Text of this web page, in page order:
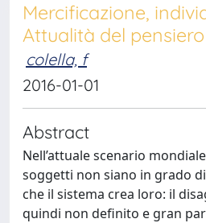
Mercificazione,
Attualità del
colella, f
2016-01-01
Abstract
Nell’attuale scenario
soggetti non siano in grado
che il sistema crea loro: il
quindi non definito e gran